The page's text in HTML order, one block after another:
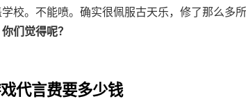
校。不能喷。确实很佩服古天乐，修了那么多
们觉得呢？
代言费要多少钱